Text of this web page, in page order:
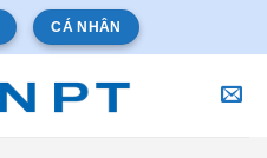
CÁ NHÂN